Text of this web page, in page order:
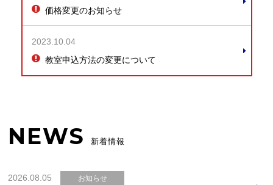
価格変更のお知らせ
2023.10.04
教室申込方法の変更について
NEWS 新着情報
2026.08.05 お知らせ